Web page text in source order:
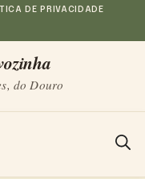
DE PRIVACIDADE
do Douro